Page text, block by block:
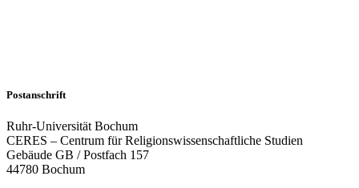
Postanschrift
Ruhr-Universität Bochum
CERES – Centrum für Religionswissenschaftliche Studien
Gebäude GB / Postfach 157
44780 Bochum